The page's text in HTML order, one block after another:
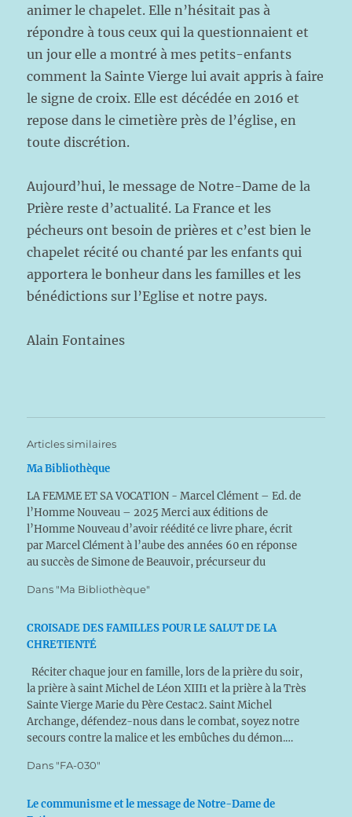
animer le chapelet. Elle n’hésitait pas à
répondre à tous ceux qui la questionnaient et
un jour elle a montré à mes petits-enfants
comment la Sainte Vierge lui avait appris à faire
le signe de croix. Elle est décédée en 2016 et
repose dans le cimetière près de l’église, en
toute discrétion.
Aujourd’hui, le message de Notre-Dame de la
Prière reste d’actualité. La France et les
pécheurs ont besoin de prières et c’est bien le
chapelet récité ou chanté par les enfants qui
apportera le bonheur dans les familles et les
bénédictions sur l’Eglise et notre pays.
Alain Fontaines
Articles similaires
Ma Bibliothèque
LA FEMME ET SA VOCATION - Marcel Clément – Ed. de
l’Homme Nouveau – 2025 Merci aux éditions de
l’Homme Nouveau d’avoir réédité ce livre phare, écrit
par Marcel Clément à l’aube des années 60 en réponse
au succès de Simone de Beauvoir, précurseur du
Dans "Ma Bibliothèque"
CROISADE DES FAMILLES POUR LE SALUT DE LA
CHRETIENTÉ
Réciter chaque jour en famille, lors de la prière du soir,
la prière à saint Michel de Léon XIII1 et la prière à la Très
Sainte Vierge Marie du Père Cestac2. Saint Michel
Archange, défendez-nous dans le combat, soyez notre
secours contre la malice et les embûches du démon.…
Dans "FA-030"
Le communisme et le message de Notre-Dame de